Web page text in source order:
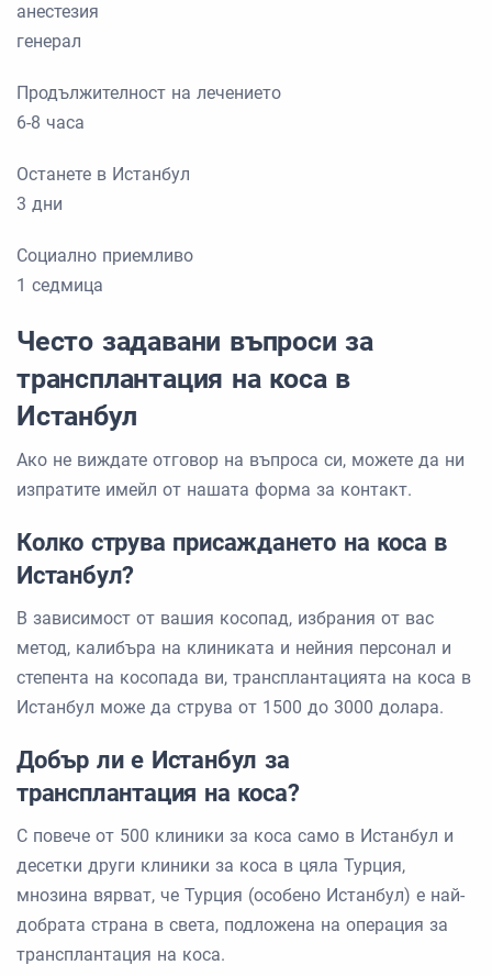
анестезия
генерал
Продължителност на лечението
6-8 часа
Останете в Истанбул
3 дни
Социално приемливо
1 седмица
Често задавани въпроси за
трансплантация на коса в
Истанбул
Ако не виждате отговор на въпроса си, можете да ни
изпратите имейл от нашата форма за контакт.
Колко струва присаждането на коса в
Истанбул?
В зависимост от вашия косопад, избрания от вас
метод, калибъра на клиниката и нейния персонал и
степента на косопада ви, трансплантацията на коса в
Истанбул може да струва от 1500 до 3000 долара.
Добър ли е Истанбул за
трансплантация на коса?
С повече от 500 клиники за коса само в Истанбул и
десетки други клиники за коса в цяла Турция,
мнозина вярват, че Турция (особено Истанбул) е най-
добрата страна в света, подложена на операция за
трансплантация на коса.